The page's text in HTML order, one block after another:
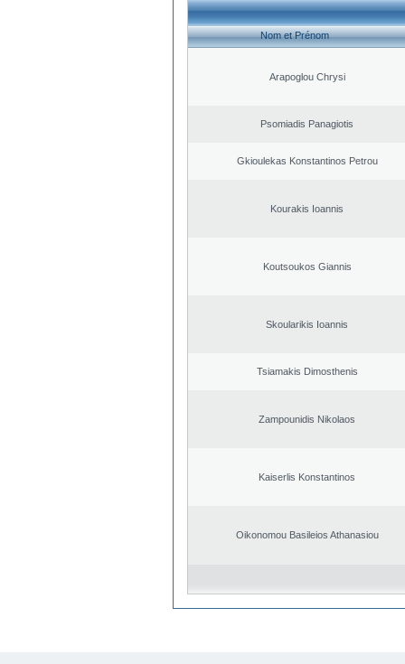
Nom et Prénom
Arapoglou Chrysi
Psomiadis Panagiotis
Gkioulekas Konstantinos Petrou
Kourakis Ioannis
Koutsoukos Giannis
Skoularikis Ioannis
Tsiamakis Dimosthenis
Zampounidis Nikolaos
Kaiserlis Konstantinos
Oikonomou Basileios Athanasiou